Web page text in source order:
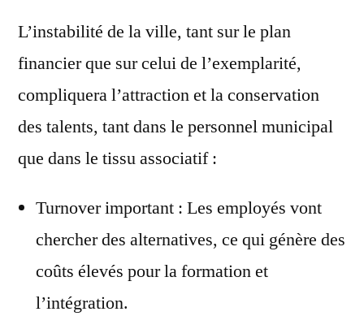
L’instabilité de la ville, tant sur le plan
financier que sur celui de l’exemplarité,
compliquera l’attraction et la conservation
des talents, tant dans le personnel municipal
que dans le tissu associatif :
Turnover important : Les employés vont
chercher des alternatives, ce qui génère des
coûts élevés pour la formation et
l’intégration.